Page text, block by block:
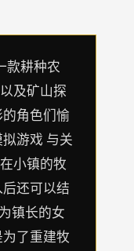
款耕种农
及矿山探
角色们愉
游戏 与关
小镇的牧
还可以结
镇长的女
了重建牧